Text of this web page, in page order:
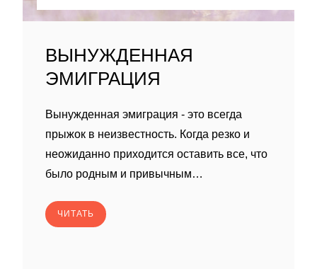
ВЫНУЖДЕННАЯ
ЭМИГРАЦИЯ
Вынужденная эмиграция - это всегда
прыжок в неизвестность. Когда резко и
неожиданно приходится оставить все, что
было родным и привычным…
ЧИТАТЬ